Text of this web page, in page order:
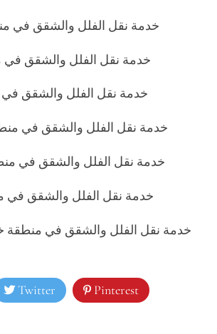
خدمة نقل الفلل والشقق في
خدمة نقل الفلل والشقق في
خدمة نقل الفلل والشقق في
خدمة نقل الفلل والشقق في
خدمة نقل الفلل والشقق في
خدمة نقل الفلل والشقق في
خدمة نقل الفلل والشقق في منطقة
Twitter Pinterest